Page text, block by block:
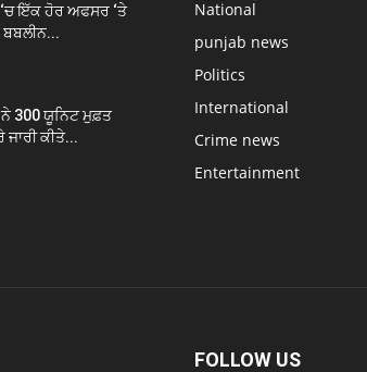
ਇੱਕ ਹੋਰ ਅਫਸਰ ‘ਤੇ
300 ਯੂਨਿਟ ਮੁਫ਼ਤ
ਜਾਰੀ ਕੀਤੇ...
National
punjab news
Politics
International
Crime news
Entertainment
FOLLOW US